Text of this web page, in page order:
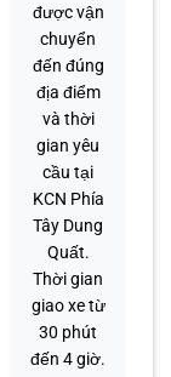
được vận
chuyển
đến đúng
địa điểm
và thời
gian yêu
cầu tại
KCN Phía
Tây Dung
Quất.
Thời gian
giao xe từ
30 phút
đến 4 giờ.